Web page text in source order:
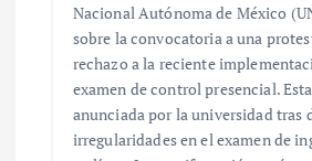
Nacional Autónoma de México
sobre la convocatoria a una
rechazo a la reciente
examen de control presencial.
anunciada por la universidad tras
irregularidades en el examen de